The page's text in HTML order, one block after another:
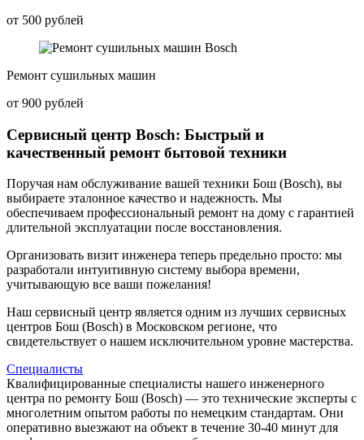
от 500 рублей
Ремонт сушильных машин
от 900 рублей
Сервисный центр Bosch: Быстрый и
качественный ремонт бытовой техники
Поручая нам обслуживание вашей техники Бош (Bosch), вы
выбираете эталонное качество и надежность. Мы
обеспечиваем профессиональный ремонт на дому с гарантией
длительной эксплуатации после восстановления.
Организовать визит инженера теперь предельно просто: мы
разработали интуитивную систему выбора времени,
учитывающую все ваши пожелания!
Наш сервисный центр является одним из лучших сервисных
центров Бош (Bosch) в Московском регионе, что
свидетельствует о нашем исключительном уровне мастерства.
Специалисты
Квалифицированные специалисты нашего инженерного
центра по ремонту Бош (Bosch) — это технические эксперты с
многолетним опытом работы по немецким стандартам. Они
оперативно выезжают на объект в течение 30-40 минут для